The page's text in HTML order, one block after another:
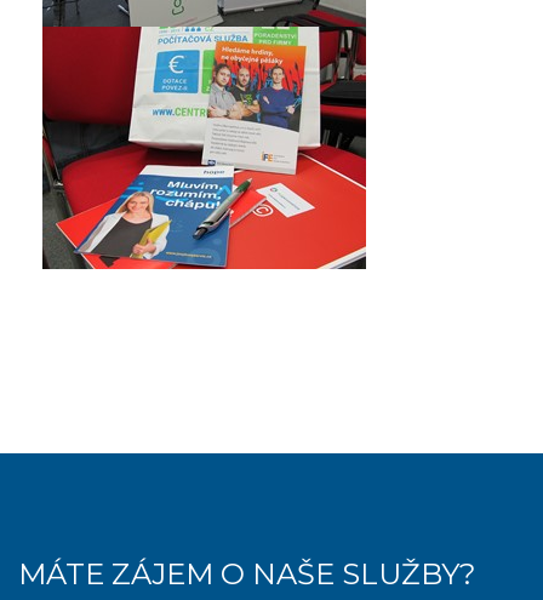
MÁTE ZÁJEM O NAŠE SLUŽBY?